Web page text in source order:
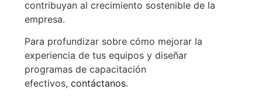
contribuyan al crecimiento sostenible de la
empresa.
Para profundizar sobre cómo mejorar la
experiencia de tus equipos y diseñar
programas de capacitación
efectivos, contáctanos.